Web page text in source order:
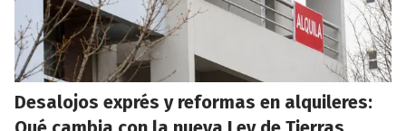
Desalojos exprés y reformas en alquileres: